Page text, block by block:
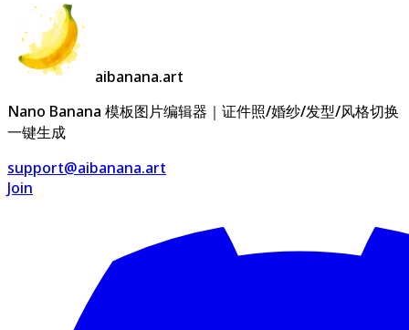
aibanana.art
Nano Banana 模板图片编辑器｜证件照/婚纱/发型/风格切换
一键生成
support@aibanana.art
Join